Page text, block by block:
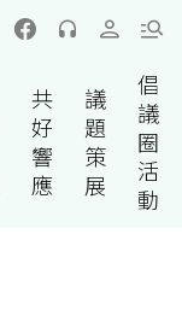
共
好
響
應
議
題
策
展
倡
議
圈
活
動